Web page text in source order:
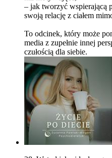
– jak tworzyć wspierającą
swoją relację z ciałem
To odcinek, który może
media z zupełnie innej
czułością dla siebie.